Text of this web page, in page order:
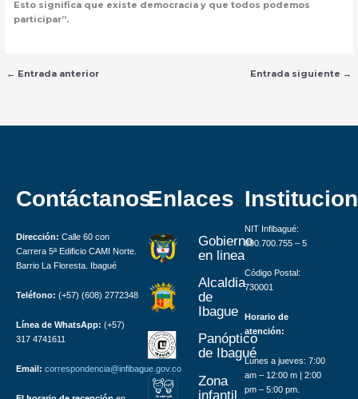
Esto significa que existe democracia y que todos podemos
participar”.
← Entrada anterior Entrada siguiente →
Contáctanos
Dirección: Calle 60 con
Carrera 5ª Edificio CAMI Norte.
Barrio La Floresta. Ibagué
Teléfono: (+57) (608) 2772348
Línea de WhatsApp: (+57)
317 4741611
Email: correspondencia@infibague.gov.co
Enlaces
Gobierno
en linea
Alcaldia
de
Ibague
Panóptico
de Ibagué
ZonaInfantil
Zona
infantil
NIT Infibagué:
890.700.755 – 5
Código Postal:
730001
Horario de
atención:
Lunes a jueves: 7:00
am – 12:00 m | 2:00
pm – 5:00 pm.